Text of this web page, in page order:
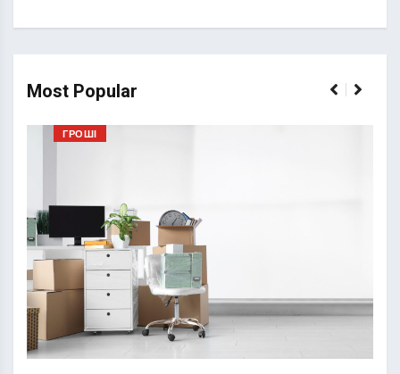
Most Popular
ГРОШІ